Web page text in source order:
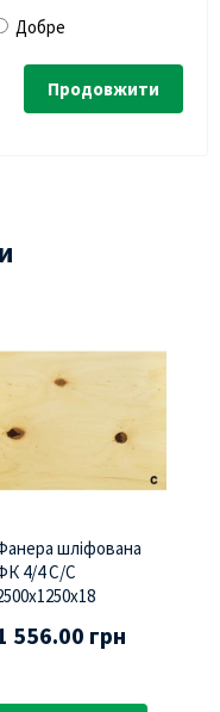
Добре
Продовжити
шліфована
4/4 C/С
556.00 грн